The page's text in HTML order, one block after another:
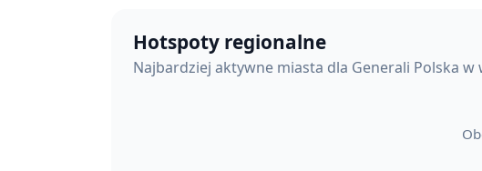
Hotspoty regionalne
Najbardziej aktywne miasta dla Generali Polska